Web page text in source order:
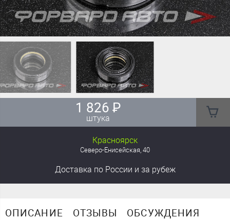
1 826 ₽
штука
Красноярск
Северо-Енисейская, 40
Доставка по России и за рубеж
ОПИСАНИЕ ОТЗЫВЫ ОБСУЖДЕНИЯ